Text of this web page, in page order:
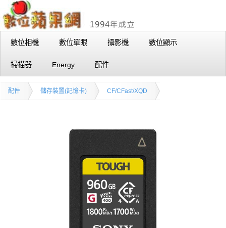
數位相機 數位單眼 攝影機 數位顯示
掃描器 Energy 配件
配件 儲存裝置(記憶卡) CF/CFast/XQD